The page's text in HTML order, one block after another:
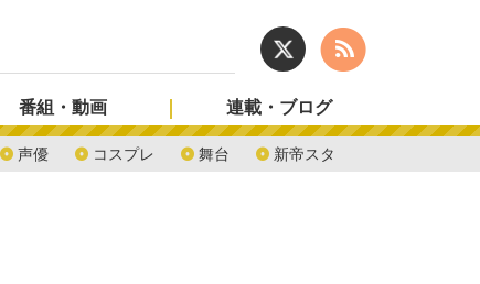
声優 コスプレ 舞台 新帝スタ
番組・動画 連載・ブログ